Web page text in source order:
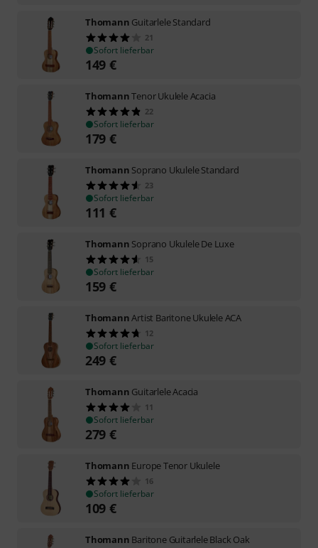
Thomann Guitarlele Standard
21
Sofort lieferbar
149 €
ThomannTenor Ukulele Acacia
22
Sofort lieferbar
179 €
Thomann Soprano Ukulele Standard
23
Sofort lieferbar
111 €
Thomann Soprano Ukulele De Luxe
15
Sofort lieferbar
159 €
ThomannArtist Baritone Ukulele ACA
12
Sofort lieferbar
249 €
Thomann Guitarlele Acacia
11
Sofort lieferbar
279 €
Thomann Europe Tenor Ukulele
16
Sofort lieferbar
109 €
Thomann Baritone Guitarlele Black Oak